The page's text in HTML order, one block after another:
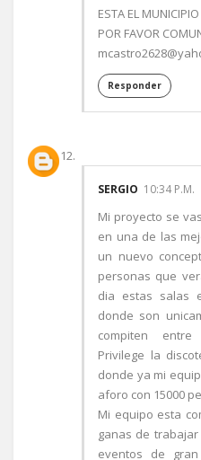
ESTA EL
POR FAVOR
Responder
SERGIO 10:34 P.M.
Mi proyecto se
en una de las
un nuevo
personas que
dia estas salas
donde son
compiten entre
Privilege la
donde ya mi
aforo con 15000
Mi equipo esta
ganas de
eventos de